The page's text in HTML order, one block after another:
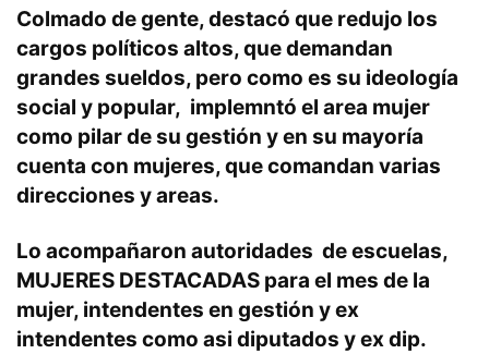
Colmado de gente, destacó que redujo los
cargos políticos altos, que demandan
grandes sueldos, pero como es su ideología
social y popular, implemntó el area mujer
como pilar de su gestión y en su mayoría
cuenta con mujeres, que comandan varias
direcciones y areas.
Lo acompañaron autoridades de escuelas,
MUJERES DESTACADAS para el mes de la
mujer, intendentes en gestión y ex
intendentes como asi diputados y ex dip.